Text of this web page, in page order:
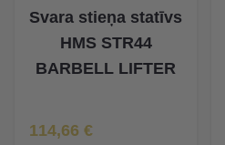
Svara stieņa statīvs
HMS STR44
BARBELL LIFTER
Īpaša Cena
114,66 €